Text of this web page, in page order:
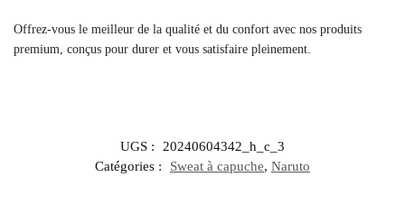
Offrez-vous le meilleur de la qualité et du confort avec nos produits
premium, conçus pour durer et vous satisfaire pleinement.
UGS :
20240604342_h_c_3
Catégories :
Sweat à capuche, Naruto